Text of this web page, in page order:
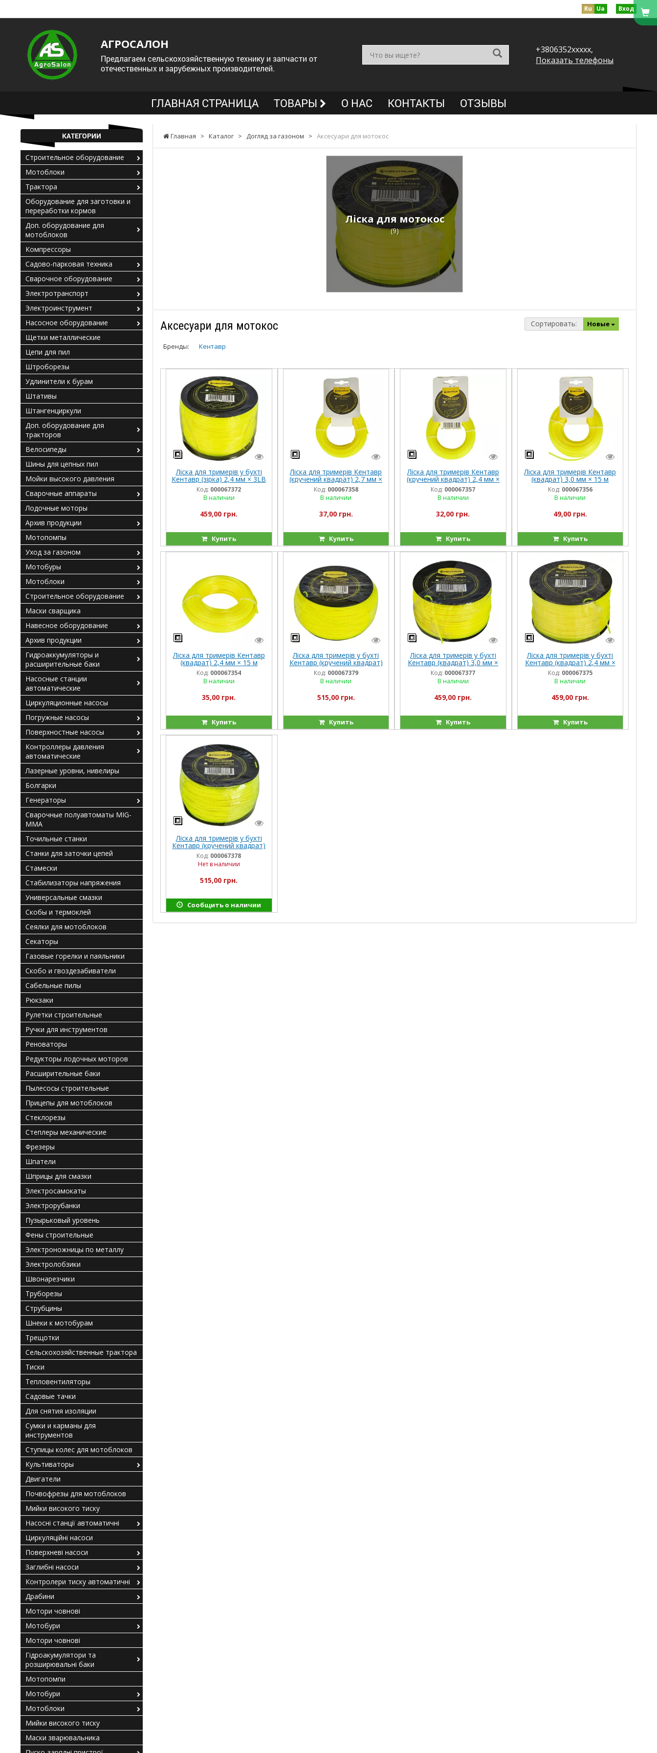
Ru Ua Вход
АГРОСАЛОН
Предлагаем сельскохозяйственную технику и запчасти от
отечественных и зарубежных производителей.
+3806352xxxxx,
Показать телефоны
ГЛАВНАЯ СТРАНИЦА ТОВАРЫ О НАС КОНТАКТЫ ОТЗЫВЫ
Главная > Каталог > Догляд за газоном > Аксесуари для мотокос
Ліска для мотокос
(9)
Аксесуари для мотокос Сортировать: Новые
Бренды: Кентавр
Ліска для тримерів у бухті
Кентавр (зiрка) 2,4 мм × 3LB
(349 м)
Код: 000067372
В наличии
459,00 грн.
Купить
Ліска для тримерів Кентавр
(кручений квадрат) 2,7 мм ×
15 м
Код: 000067358
В наличии
37,00 грн.
Купить
Ліска для тримерів Кентавр
(кручений квадрат) 2,4 мм ×
15 м
Код: 000067357
В наличии
32,00 грн.
Купить
Ліска для тримерів Кентавр
(квадрат) 3,0 мм × 15 м
Код: 000067356
В наличии
49,00 грн.
Купить
Ліска для тримерів Кентавр
(квадрат) 2,4 мм × 15 м
Код: 000067354
В наличии
35,00 грн.
Купить
Ліска для тримерів у бухті
Кентавр (кручений квадрат)
2,7 мм × 3LB (256 м)
Код: 000067379
В наличии
515,00 грн.
Купить
Ліска для тримерів у бухті
Кентавр (квадрат) 3,0 мм ×
3LB (150 м)
Код: 000067377
В наличии
459,00 грн.
Купить
Ліска для тримерів у бухті
Кентавр (квадрат) 2,4 мм ×
3LB (235 м)
Код: 000067375
В наличии
459,00 грн.
Купить
Ліска для тримерів у бухті
Кентавр (кручений квадрат)
2,4 мм × 3LB (319 м)
Код: 000067378
Нет в наличии
515,00 грн.
Сообщить о наличии
КАТЕГОРИИ
Строительное оборудование
Мотоблоки
Трактора
Оборудование для заготовки и
переработки кормов
Доп. оборудование для
мотоблоков
Компрессоры
Садово-парковая техника
Сварочное оборудование
Электротранспорт
Электроинструмент
Насосное оборудование
Щетки металлические
Цепи для пил
Штроборезы
Удлинители к бурам
Штативы
Штангенциркули
Доп. оборудование для
тракторов
Велосипеды
Шины для цепных пил
Мойки высокого давления
Сварочные аппараты
Лодочные моторы
Архив продукции
Мотопомпы
Уход за газоном
Мотобуры
Мотоблоки
Строительное оборудование
Маски сварщика
Навесное оборудование
Архив продукции
Гидроаккумуляторы и
расширительные баки
Насосные станции
автоматические
Циркуляционные насосы
Погружные насосы
Поверхностные насосы
Контроллеры давления
автоматические
Лазерные уровни, нивелиры
Болгарки
Генераторы
Сварочные полуавтоматы MIG-
MMA
Точильные станки
Станки для заточки цепей
Стамески
Стабилизаторы напряжения
Универсальные смазки
Скобы и термоклей
Сеялки для мотоблоков
Секаторы
Газовые горелки и паяльники
Скобо и гвоздезабиватели
Сабельные пилы
Рюкзаки
Рулетки строительные
Ручки для инструментов
Реноваторы
Редукторы лодочных моторов
Расширительные баки
Пылесосы строительные
Прицепы для мотоблоков
Стеклорезы
Степлеры механические
Фрезеры
Шпатели
Шприцы для смазки
Электросамокаты
Электрорубанки
Пузырьковый уровень
Фены строительные
Электроножницы по металлу
Электролобзики
Швонарезчики
Труборезы
Струбцины
Шнеки к мотобурам
Трещотки
Сельскохозяйственные трактора
Тиски
Тепловентиляторы
Садовые тачки
Для снятия изоляции
Сумки и карманы для
инструментов
Ступицы колес для мотоблоков
Культиваторы
Двигатели
Почвофрезы для мотоблоков
Мийки високого тиску
Насосні станції автоматичні
Циркуляційні насоси
Поверхневі насоси
Заглибні насоси
Контролери тиску автоматичні
Драбини
Мотори човнові
Мотобури
Мотори човнові
Гідроакумулятори та
розширювальні баки
Мотопомпи
Мотобури
Мотоблоки
Мийки високого тиску
Маски зварювальника